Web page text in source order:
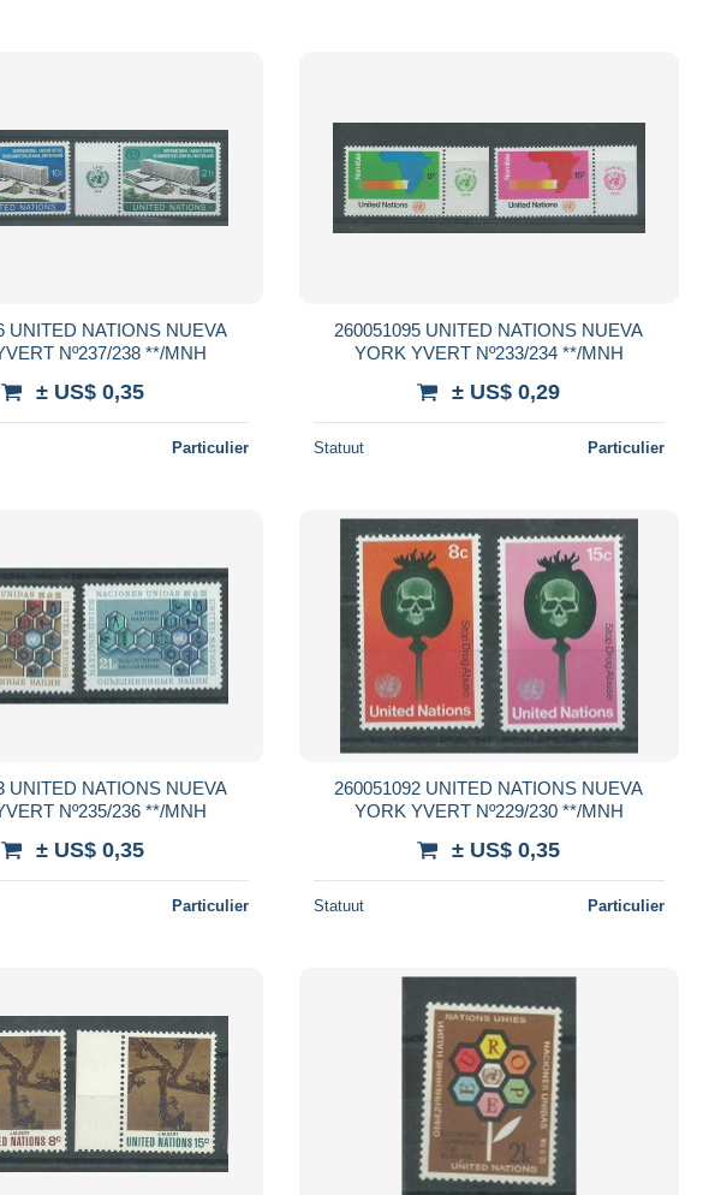
YORK YVERT Nº237/238 **/MNH
± US$ 0,35
Particulier
260051095 UNITED NATIONS NUEVA
YORK YVERT Nº233/234 **/MNH
± US$ 0,29
Statuut Particulier
YORK YVERT Nº235/236 **/MNH
± US$ 0,35
Particulier
260051092 UNITED NATIONS NUEVA
YORK YVERT Nº229/230 **/MNH
± US$ 0,35
Statuut Particulier